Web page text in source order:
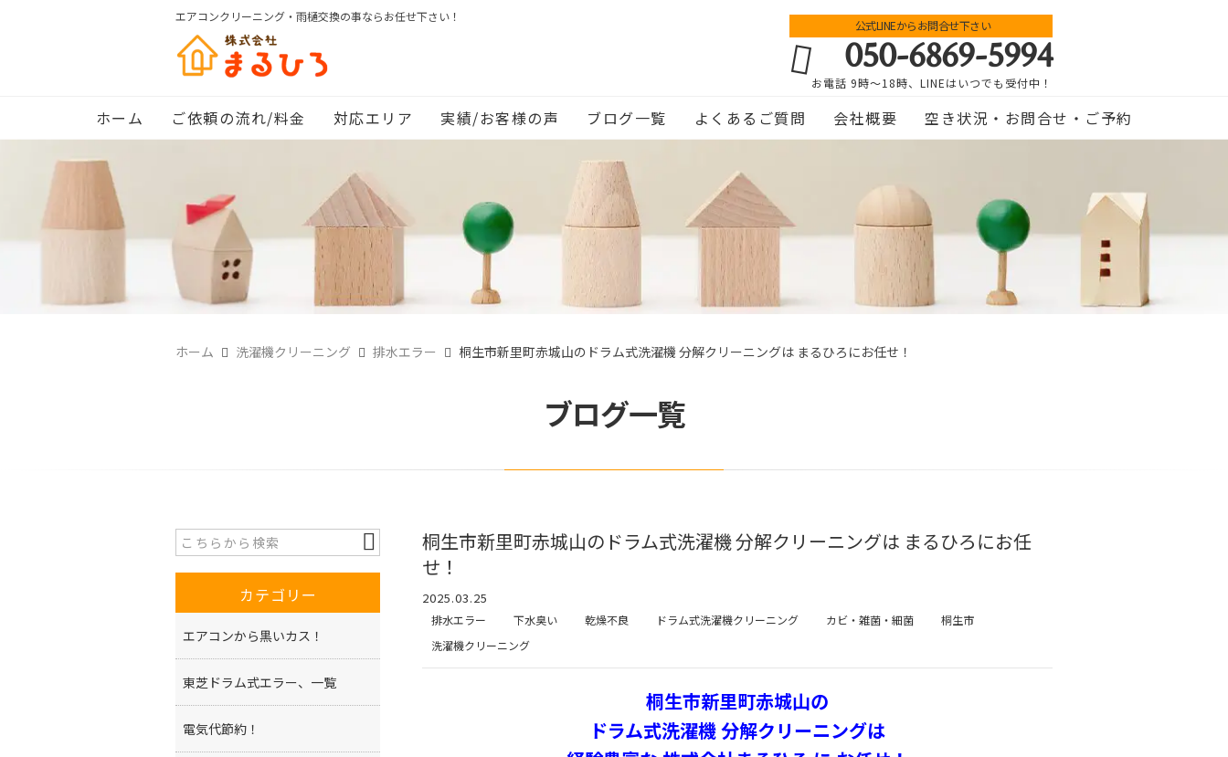
エアコンクリーニング・雨樋交換の事ならお任せ下さい！
公式LINEからお問合せ下さい
050-6869-5994
お電話 9時～18時、LINEはいつでも受付中！
ホーム ご依頼の流れ/料金 対応エリア 実績/お客様の声 ブログ一覧 よくあるご質問 会社概要 空き状況・お問合せ・ご予約
ホーム 洗濯機クリーニング 排水エラー 桐生市新里町赤城山のドラム式洗濯機 分解クリーニングは まるひろにお任せ！
ブログ一覧
桐生市新里町赤城山のドラム式洗濯機 分解クリーニングは まるひろにお任
せ！
2025.03.25
排水エラー 下水臭い 乾燥不良 ドラム式洗濯機クリーニング カビ・雑菌・細菌
桐生市
洗濯機クリーニング
桐生市新里町赤城山の
ドラム式洗濯機 分解クリーニングは
カテゴリー
エアコンから黒いカス！
東芝ドラム式エラー、一覧
電気代節約！